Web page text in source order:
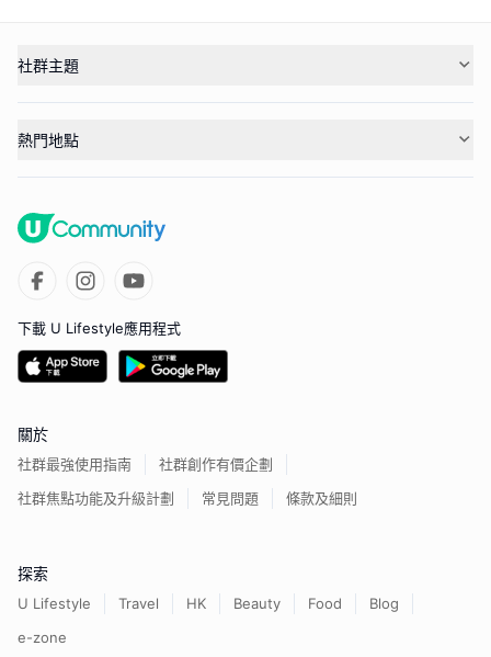
社群主題
熱門地點
下載 U Lifestyle應用程式
關於
社群最強使用指南
社群創作有價企劃
社群焦點功能及升級計劃
常見問題 條款及細則
探索
U Lifestyle Travel HK Beauty Food
Blog
e-zone